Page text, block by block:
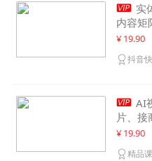
 实
内容矩
定获客
¥ 19.90
抖音
 AI
片、接
价可达
¥ 19.90
精品